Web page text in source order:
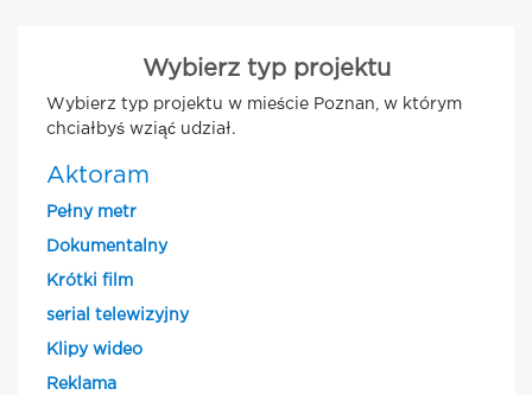
Wybierz typ projektu
Wybierz typ projektu w mieście Poznan, w którym
chciałbyś wziąć udział.
Aktoram
Pełny metr
Dokumentalny
Krótki film
serial telewizyjny
Klipy wideo
Reklama